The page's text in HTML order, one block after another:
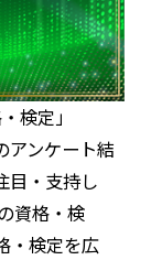
検定」
アンケート結
目・支持し
資格・検
・検定を広